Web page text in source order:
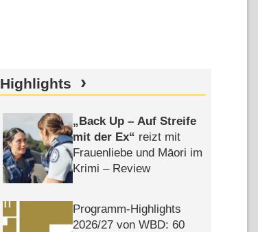
Highlights
Back Up – Auf Streife
mit der Ex
reizt mit
Frauenliebe und Māori im
Krimi – Review
Programm-Highlights
2026/​27 von WBD: 60